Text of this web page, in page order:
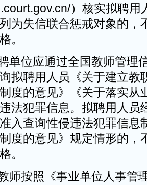
）核实拟聘
为失信联合惩戒对象的，
。
单位应通过全国教师管理
拟聘用人员《关于建立教
度的意见》《关于落实从
法犯罪信息。拟聘用人员
入查询性侵违法犯罪信息
度的意见》规定情形的，
。
师按照《事业单位人事管